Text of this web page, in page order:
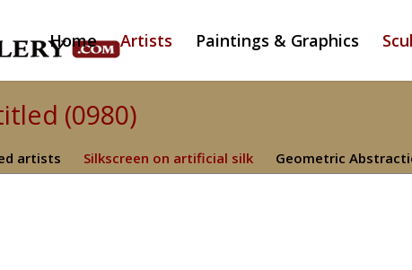
Home Artists Paintings & Graphics
(0980)
artists Silkscreen on artificial silk Geometric